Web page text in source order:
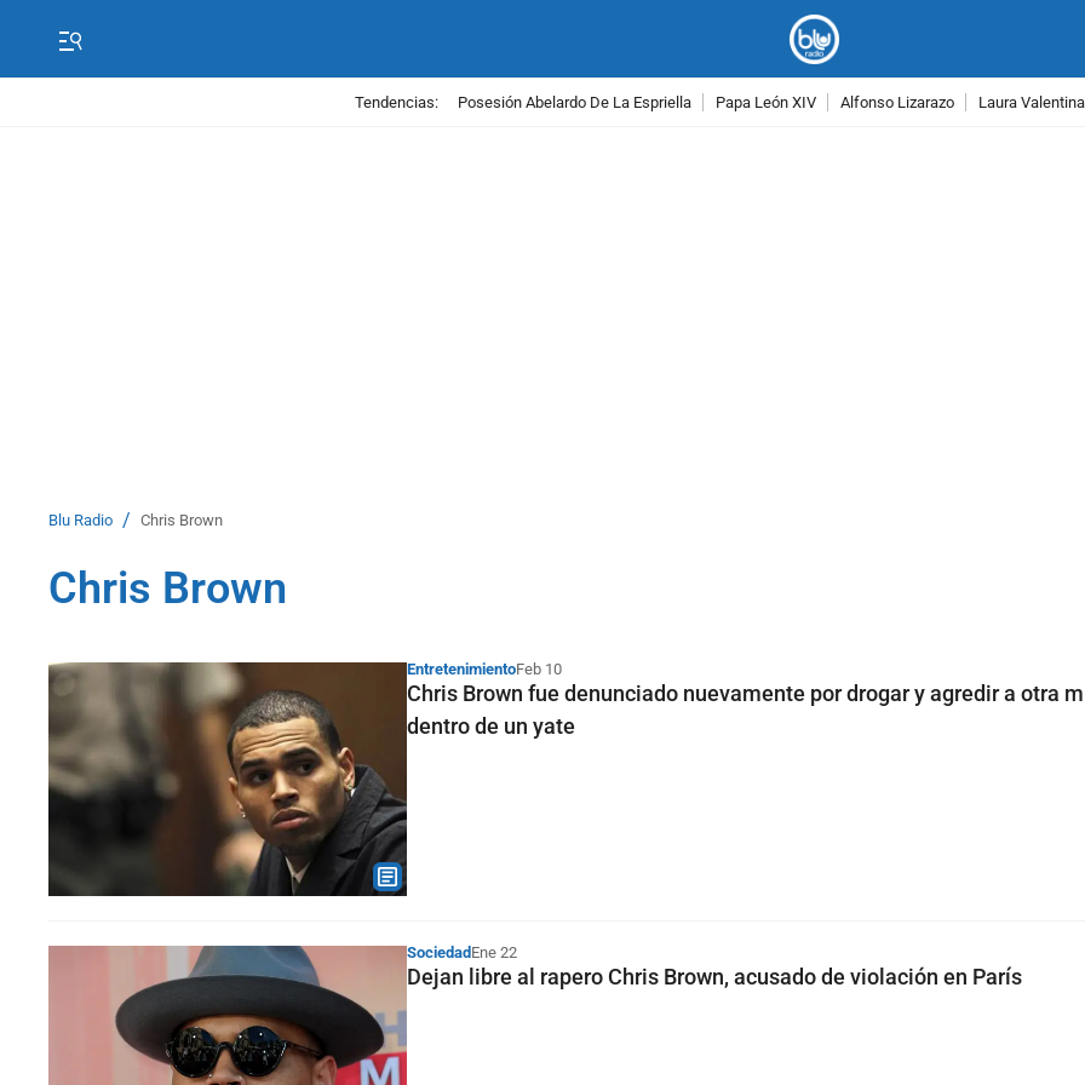
Tendencias: Posesión Abelardo De La Espriella Papa León XIV Alfonso Lizarazo Laura
Blu Radio / Chris Brown
Chris Brown
EntretenimientoFeb 10
Chris Brown fue denunciado nuevamente por drogar y agredir a otra
dentro de un yate
Sociedad Ene 22
Dejan libre al rapero Chris Brown, acusado de violación en París